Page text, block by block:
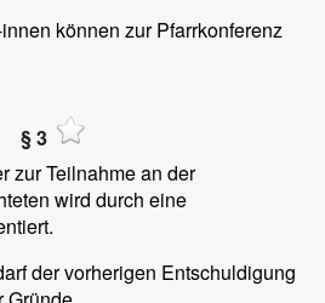
können zur Pfarrkonferenz
§ 3
zur Teilnahme an der
wird durch eine
der vorherigen Entschuldigung